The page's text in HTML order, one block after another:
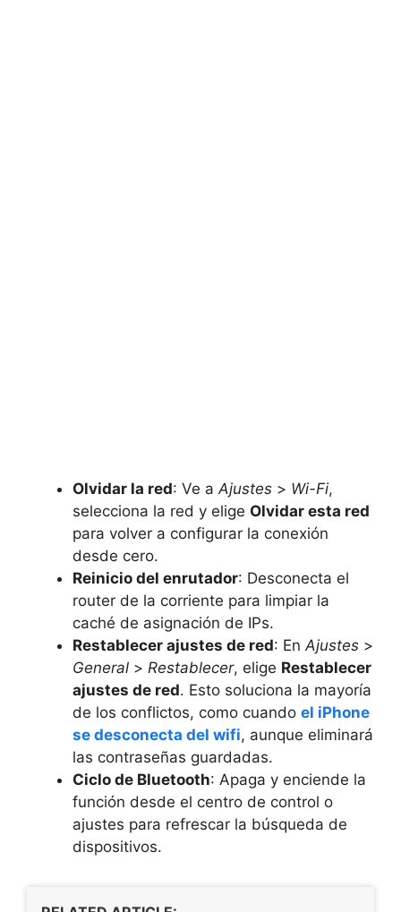
Olvidar la red: Ve a Ajustes > Wi-Fi,
selecciona la red y elige Olvidar esta red
para volver a configurar la conexión
desde cero.
Reinicio del enrutador: Desconecta el
router de la corriente para limpiar la
caché de asignación de IPs.
Restablecer ajustes de red: En Ajustes >
General > Restablecer, elige Restablecer
ajustes de red. Esto soluciona la mayoría
de los conflictos, como cuando el iPhone
se desconecta del wifi, aunque eliminará
las contraseñas guardadas.
Ciclo de Bluetooth: Apaga y enciende la
función desde el centro de control o
ajustes para refrescar la búsqueda de
dispositivos.